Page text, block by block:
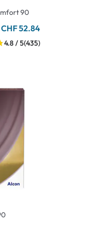
90
52.84
4.8 / 5(435)